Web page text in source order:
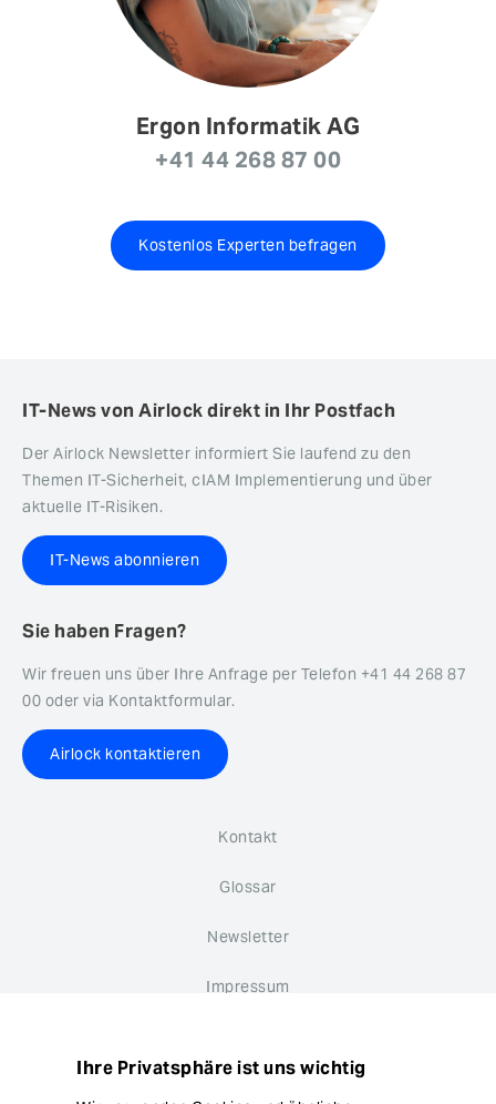
Ergon Informatik AG
+41 44 268 87 00
Kostenlos Experten befragen
IT-News von Airlock direkt in Ihr Postfach
Der Airlock Newsletter informiert Sie laufend zu den
Themen IT-Sicherheit, cIAM Implementierung und über
aktuelle IT-Risiken.
IT-News abonnieren
Sie haben Fragen?
Wir freuen uns über Ihre Anfrage per Telefon +41 44 268 87
00 oder via Kontaktformular.
Airlock kontaktieren
Kontakt
Glossar
Newsletter
Impressum
Ihre Privatsphäre ist uns wichtig